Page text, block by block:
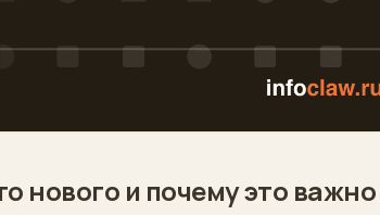
нового и почему это важно